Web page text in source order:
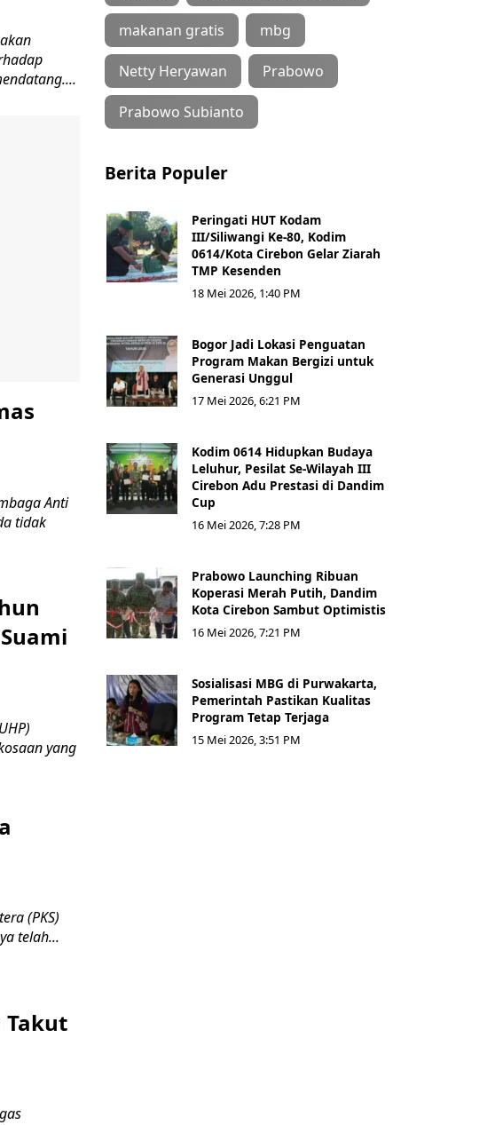
Anti
tidak
yang
(PKS)
telah...
Takut
makanan gratis mbg
Netty Heryawan Prabowo
Prabowo Subianto
Berita Populer
Peringati HUT Kodam
III/Siliwangi Ke-80, Kodim
0614/Kota Cirebon Gelar Ziarah
TMP Kesenden
18 Mei 2026, 1:40 PM
Bogor Jadi Lokasi Penguatan
Program Makan Bergizi untuk
Generasi Unggul
17 Mei 2026, 6:21 PM
Kodim 0614 Hidupkan Budaya
Leluhur, Pesilat Se-Wilayah III
Cirebon Adu Prestasi di Dandim
Cup
16 Mei 2026, 7:28 PM
Prabowo Launching Ribuan
Koperasi Merah Putih, Dandim
Kota Cirebon Sambut Optimistis
16 Mei 2026, 7:21 PM
Sosialisasi MBG di Purwakarta,
Pemerintah Pastikan Kualitas
Program Tetap Terjaga
15 Mei 2026, 3:51 PM